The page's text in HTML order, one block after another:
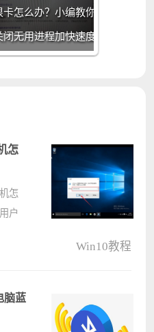
卡怎么办？小编教你
闭无用进程加快速度
怎
怎
户
Win10教程
脑蓝